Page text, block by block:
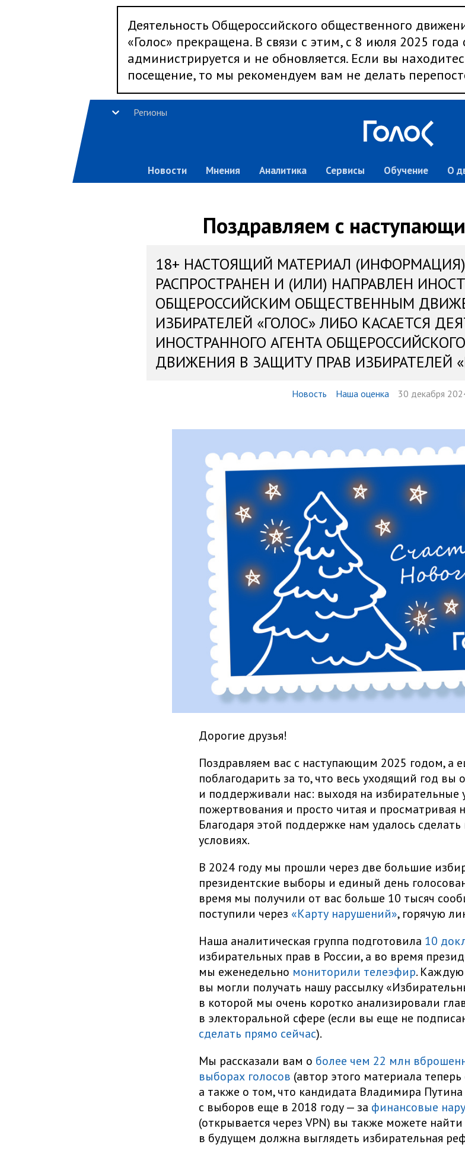
Деятельность Общероссийского общественного
«Голос» прекращена. В связи с этим, с 8 июля 2025
администрируется и не обновляется. Если вы
посещение, то мы рекомендуем вам не делать
Регионы
Новости Мнения Аналитика Сервисы Обучение О
Поздравляем с
18+ НАСТОЯЩИЙ МАТЕРИАЛ
РАСПРОСТРАНЕН И (ИЛИ) НАПРАВЛЕН
ОБЩЕРОССИЙСКИМ ОБЩЕСТВЕННЫМ
ИЗБИРАТЕЛЕЙ «ГОЛОС» ЛИБО КАСАЕТСЯ
ИНОСТРАННОГО АГЕНТА
ДВИЖЕНИЯ В ЗАЩИТУ ПРАВ ИЗБИРАТЕЛЕЙ
Новость Наша оценка 30 декабря
Дорогие друзья!
Поздравляем вас с наступающим 2025 годом, а
поблагодарить за то, что весь уходящий год вы
и поддерживали нас: выходя на избирательные
пожертвования и просто читая и просматривая
Благодаря этой поддержке нам удалось
условиях.
В 2024 году мы прошли через две большие
президентские выборы и единый день
время мы получили от вас больше 10 тысяч
поступили через «Карту нарушений», горячую
Наша аналитическая группа подготовила 10
избирательных прав в России, а во время
мы еженедельно мониторили телеэфир. Каждую
вы могли получать нашу рассылку
в которой мы очень коротко анализировали
в электоральной сфере (если вы еще не
сделать прямо сейчас).
Мы рассказали вам о более чем 22 млн
выборах голосов (автор этого материала
а также о том, что кандидата Владимира
с выборов еще в 2018 году — за финансовые
(открывается через VPN) вы также можете найти
в будущем должна выглядеть избирательная